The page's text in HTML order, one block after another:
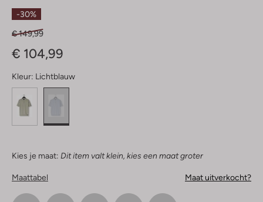
-30%
€ 149,99
€ 104,99
Kleur: Lichtblauw
Kies je maat: Dit item valt klein, kies een maat groter
Maattabel Maat uitverkocht?